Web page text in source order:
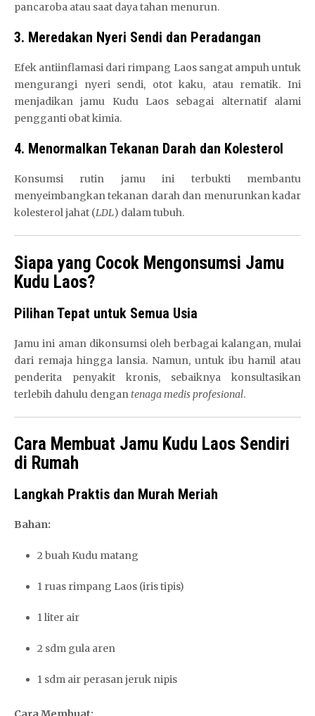
pancaroba atau saat daya tahan menurun.
3. Meredakan Nyeri Sendi dan Peradangan
Efek antiinflamasi dari rimpang Laos sangat ampuh untuk
mengurangi nyeri sendi, otot kaku, atau rematik. Ini
menjadikan jamu Kudu Laos sebagai alternatif alami
pengganti obat kimia.
4. Menormalkan Tekanan Darah dan Kolesterol
Konsumsi rutin jamu ini terbukti membantu
menyeimbangkan tekanan darah dan menurunkan kadar
kolesterol jahat (LDL) dalam tubuh.
Siapa yang Cocok Mengonsumsi Jamu
Kudu Laos?
Pilihan Tepat untuk Semua Usia
Jamu ini aman dikonsumsi oleh berbagai kalangan, mulai
dari remaja hingga lansia. Namun, untuk ibu hamil atau
penderita penyakit kronis, sebaiknya konsultasikan
terlebih dahulu dengan tenaga medis profesional.
Cara Membuat Jamu Kudu Laos Sendiri
di Rumah
Langkah Praktis dan Murah Meriah
Bahan:
2 buah Kudu matang
1 ruas rimpang Laos (iris tipis)
1 liter air
2 sdm gula aren
1 sdm air perasan jeruk nipis